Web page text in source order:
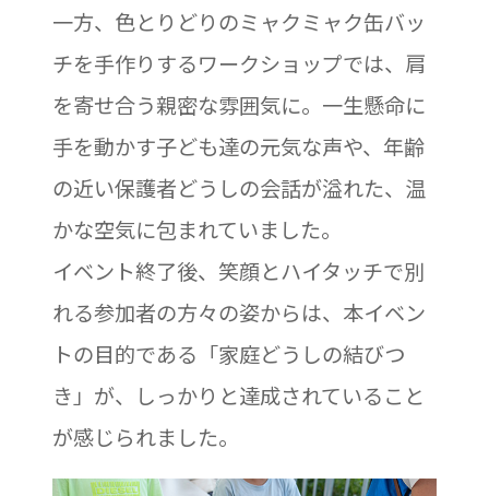
一方、色とりどりのミャクミャク缶バッ
チを手作りするワークショップでは、肩
を寄せ合う親密な雰囲気に。一生懸命に
手を動かす子ども達の元気な声や、年齢
の近い保護者どうしの会話が溢れた、温
かな空気に包まれていました。
イベント終了後、笑顔とハイタッチで別
れる参加者の方々の姿からは、本イベン
トの目的である「家庭どうしの結びつ
き」が、しっかりと達成されていること
が感じられました。